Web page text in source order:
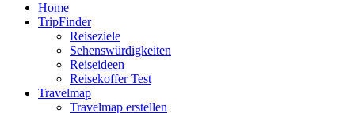
Home
TripFinder
Reiseziele
Sehenswürdigkeiten
Reiseideen
Reisekoffer Test
Travelmap
Travelmap erstellen